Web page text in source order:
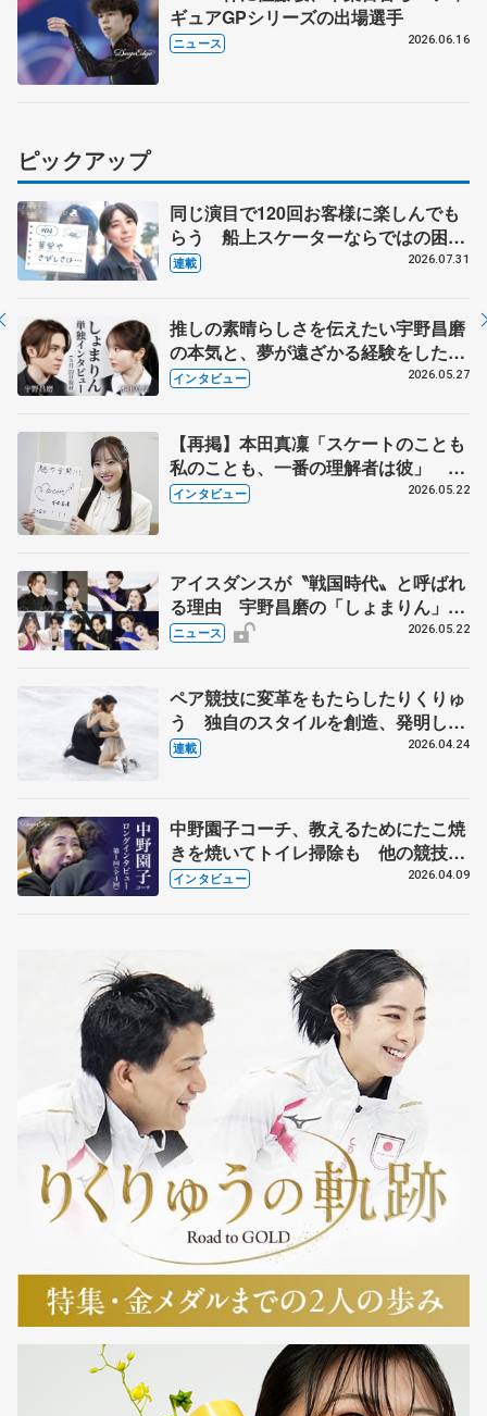
ギュアGPシリーズの出場選手
ニュース 2026.06.16
ピックアップ
同じ演目で120回お客様に楽しんでも
らう 船上スケーターならではの困難
とは 影響あったPIW前キャプテン松
連載 2026.07.31
推しの素晴らしさを伝えたい宇野昌磨
の本気と、夢が遠ざかる経験をした本
田真凜の覚悟
インタビュー 2026.05.27
【再掲】本田真凜「スケートのことも
私のことも、一番の理解者は彼」 引
退時の単独インタビューで語った競技
インタビュー 2026.05.22
アイスダンスが〝戦国時代〟と呼ばれ
る理由 宇野昌磨の「しょまりん」ら
実力者が相次いで参戦 国内の競争激
ニュース 2026.05.22
ペア競技に変革をもたらしたりくりゅ
う 独自のスタイルを創造、発明した
【引退発表後②】
連載 2026.04.24
中野園子コーチ、教えるためにたこ焼
きを焼いてトイレ掃除も 他の競技に
も通用するという坂本花織の筋肉
インタビュー 2026.04.09